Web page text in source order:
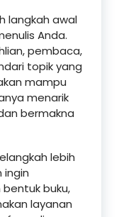
langkah awal
Anda.
pembaca,
topik yang
mampu
menarik
bermakna
lebih
ingin
buku,
layanan